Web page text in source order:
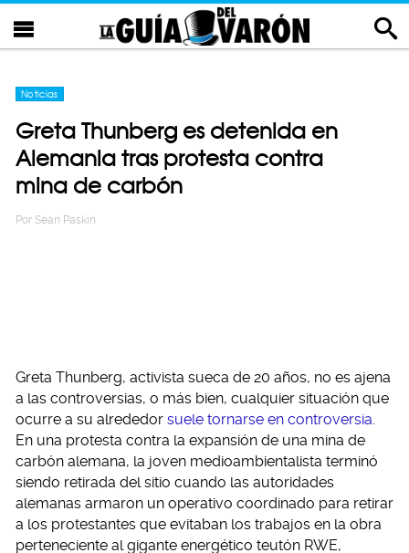
Noticias
Greta Thunberg es detenida en
Alemania tras protesta contra
mina de carbón
Por Sean Paskin
Greta Thunberg, activista sueca de 20 años, no es ajena
a las controversias, o más bien, cualquier situación que
ocurre a su alrededor suele tornarse en controversia.
En una protesta contra la expansión de una mina de
carbón alemana, la joven medioambientalista terminó
siendo retirada del sitio cuando las autoridades
alemanas armaron un operativo coordinado para retirar
a los protestantes que evitaban los trabajos en la obra
perteneciente al gigante energético teutón RWE,